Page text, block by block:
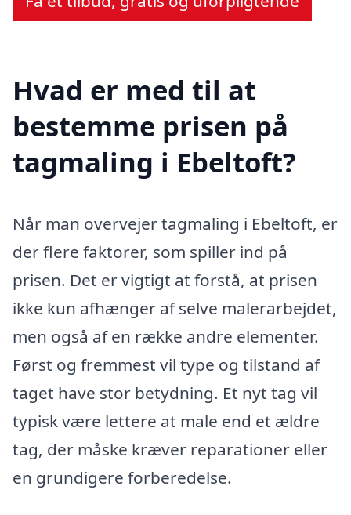
Hvad er med til at
bestemme prisen på
tagmaling i Ebeltoft?
Når man overvejer tagmaling i Ebeltoft, er
der flere faktorer, som spiller ind på
prisen. Det er vigtigt at forstå, at prisen
ikke kun afhænger af selve malerarbejdet,
men også af en række andre elementer.
Først og fremmest vil type og tilstand af
taget have stor betydning. Et nyt tag vil
typisk være lettere at male end et ældre
tag, der måske kræver reparationer eller
en grundigere forberedelse.